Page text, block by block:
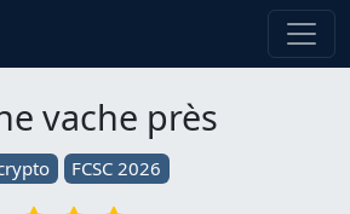
vache près
FCSC 2026